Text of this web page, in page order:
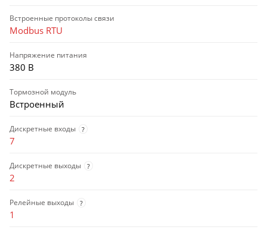
Встроенные протоколы связи
Modbus RTU
Напряжение питания
380 В
Тормозной модуль
Встроенный
Дискретные входы ?
7
Дискретные выходы ?
2
Релейные выходы ?
1